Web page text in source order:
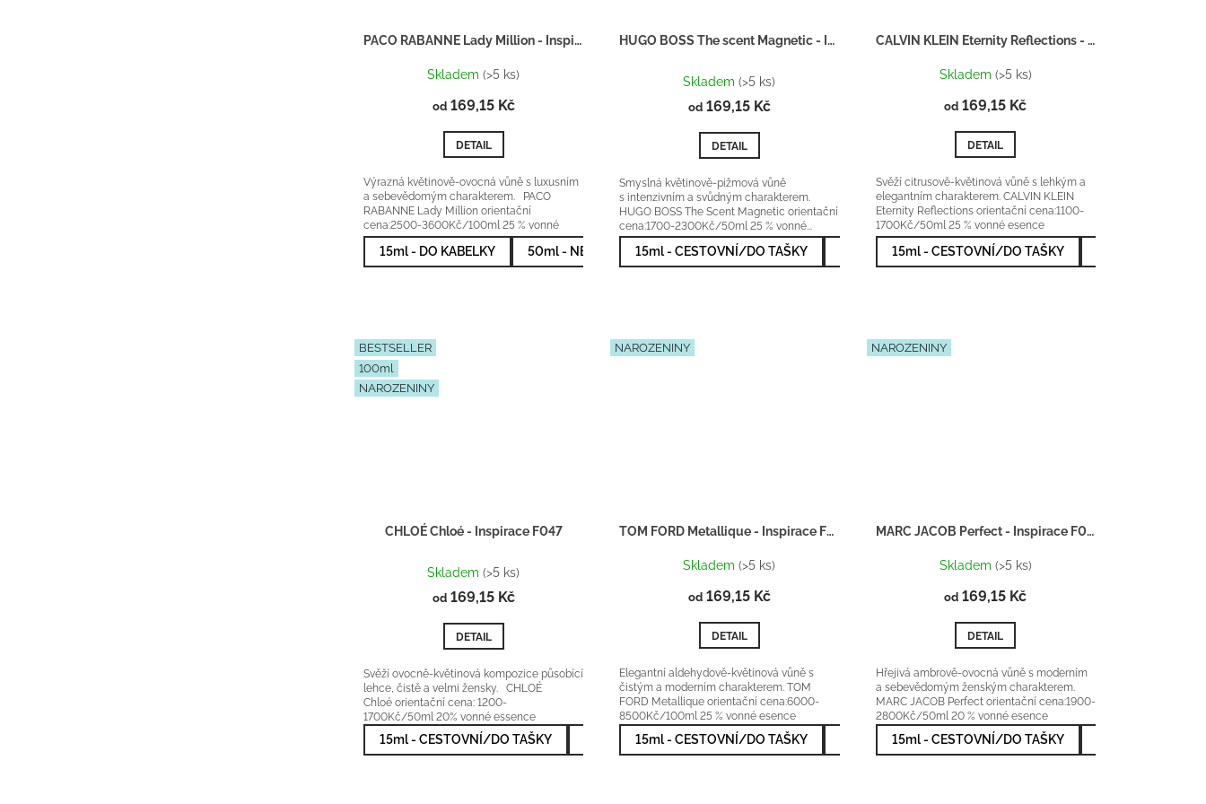
PACO RABANNE Lady Million - Inspirace F065
Skladem(>5 ks)
od169,15 Kč
DETAIL
Výrazná květinově-ovocná vůně s luxusním
a sebevědomým charakterem. PACO
RABANNE Lady Million orientační
cena:2500-3600Kč/100ml 25 % vonné
esence
15ml - DO KABELKY 50ml - NEJPRODÁVANĚJŠÍ 100ml - NEJVÝHODNĚJŠÍ
HUGO BOSS The scent Magnetic - Inspirace F060
hodnocení
produktu
je
4,8
z
hvězdiček.
Skladem(>5 ks)
od169,15 Kč
DETAIL
Smyslná květinově-pižmová vůně
s intenzivním a svůdným charakterem.
HUGO BOSS The Scent Magnetic orientační
cena:1700-2300Kč/50ml 25 % vonné...
15ml - CESTOVNÍ/DO TAŠKY 50ml - NEJPRODÁVANĚJŠÍ 100ml - NEJVÝHODNĚJŠÍ
CALVIN KLEIN Eternity Reflections - Inspirace F026
Skladem (>5 ks)
od 169,15 Kč
DETAIL
Svěží citrusově-květinová vůně s lehkým a
elegantním charakterem. CALVIN KLEIN
Eternity Reflections orientační cena:1100-
1700Kč/50ml 25 % vonné esence
15ml - CESTOVNÍ/DO TAŠKY
BESTSELLER
100ml
NAROZENINY
CHLOÉ Chloé - Inspirace F047
hodnocení
je
5,0
z
hvězdiček.
Skladem(>5 ks)
od169,15 Kč
DETAIL
Svěží ovocně-květinová kompozice působící
lehce, čistě a velmi žensky. CHLOÉ
Chloé orientační cena: 1200-
1700Kč/50ml 20% vonné essence
15ml - CESTOVNÍ/DO TAŠKY 50ml - NEJPRODÁVANĚJŠÍ 100ml - NEJVÝHODNĚJŠÍ
NAROZENINY
TOM FORD Metallique - Inspirace F009
Skladem(>5 ks)
od169,15 Kč
DETAIL
Elegantní aldehydově-květinová vůně s
čistým a moderním charakterem. TOM
FORD Metallique orientační cena:6000-
8500Kč/100ml 25 % vonné esence
15ml - CESTOVNÍ/DO TAŠKY 50ml - NEJPRODÁVANĚJŠÍ
NAROZENINY
MARC JACOB Perfect - Inspirace F048
Skladem (>5 ks)
od 169,15 Kč
DETAIL
Hřejivá ambrově-ovocná vůně s moderním
a sebevědomým ženským charakterem.
MARC JACOB Perfect orientační cena:1900-
2800Kč/50ml 20 % vonné esence
15ml - CESTOVNÍ/DO TAŠKY